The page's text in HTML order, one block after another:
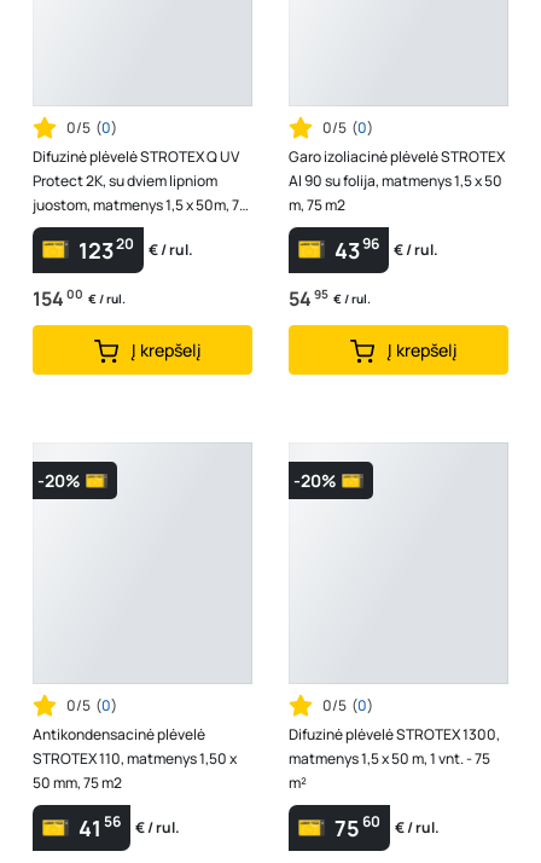
0/5 (0)
Difuzinė plėvelė STROTEX Q UV
Protect 2K, su dviem lipniom
juostom, matmenys 1,5 x 50m, 75
m2, 230 gr/m2
12320 € / rul.
154 00 € / rul.
Į krepšelį
0/5 (0)
Garo izoliacinė plėvelė STROTEX
Al 90 su folija, matmenys 1,5 x 50
m, 75 m2
4396 € / rul.
54 95 € / rul.
Į krepšelį
-20%
0/5 (0)
Antikondensacinė plėvelė
STROTEX 110, matmenys 1,50 x
50 mm, 75 m2
41 56 € / rul.
-20%
0/5 (0)
Difuzinė plėvelė STROTEX 1300,
matmenys 1,5 x 50 m, 1 vnt. - 75
m²
7560 € / rul.